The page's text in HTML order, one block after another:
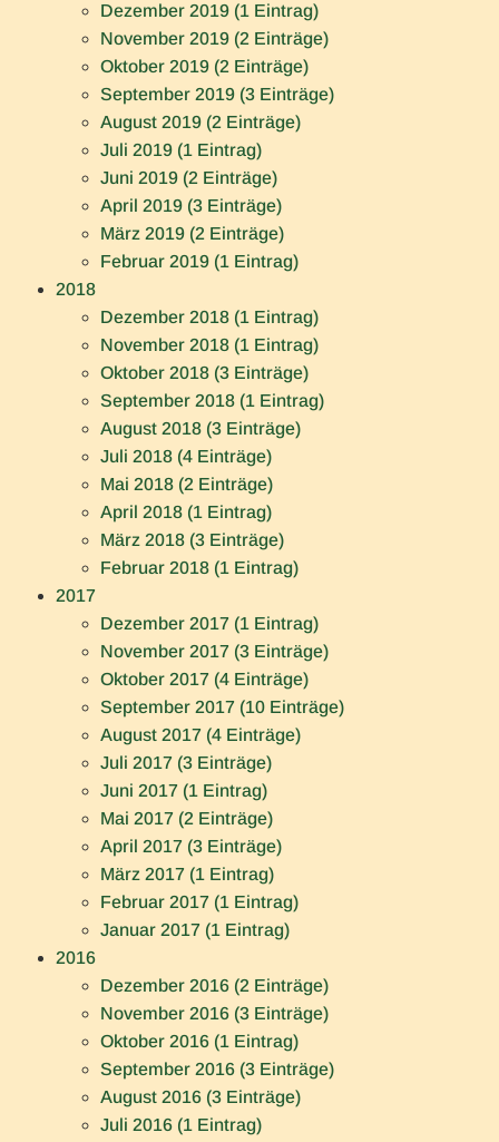
Dezember 2019 (1 Eintrag)
November 2019 (2 Einträge)
Oktober 2019 (2 Einträge)
September 2019 (3 Einträge)
August 2019 (2 Einträge)
Juli 2019 (1 Eintrag)
Juni 2019 (2 Einträge)
April 2019 (3 Einträge)
März 2019 (2 Einträge)
Februar 2019 (1 Eintrag)
2018
Dezember 2018 (1 Eintrag)
November 2018 (1 Eintrag)
Oktober 2018 (3 Einträge)
September 2018 (1 Eintrag)
August 2018 (3 Einträge)
Juli 2018 (4 Einträge)
Mai 2018 (2 Einträge)
April 2018 (1 Eintrag)
März 2018 (3 Einträge)
Februar 2018 (1 Eintrag)
2017
Dezember 2017 (1 Eintrag)
November 2017 (3 Einträge)
Oktober 2017 (4 Einträge)
September 2017 (10 Einträge)
August 2017 (4 Einträge)
Juli 2017 (3 Einträge)
Juni 2017 (1 Eintrag)
Mai 2017 (2 Einträge)
April 2017 (3 Einträge)
März 2017 (1 Eintrag)
Februar 2017 (1 Eintrag)
Januar 2017 (1 Eintrag)
2016
Dezember 2016 (2 Einträge)
November 2016 (3 Einträge)
Oktober 2016 (1 Eintrag)
September 2016 (3 Einträge)
August 2016 (3 Einträge)
Juli 2016 (1 Eintrag)